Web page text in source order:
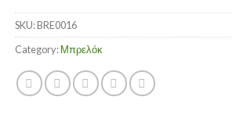
SKU:BRE0016
Category:Μπρελόκ